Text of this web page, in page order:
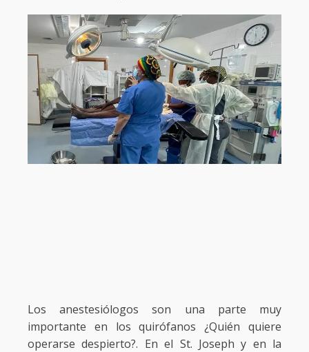
Los anestesiólogos son una parte muy
importante en los quirófanos ¿Quién quiere
operarse despierto?. En el St. Joseph y en la